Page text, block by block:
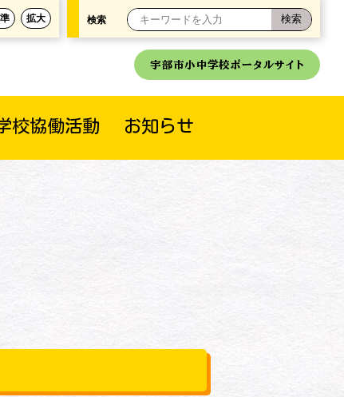
拡大 検索
宇部市小中学校ポータルサイト
校協働活動 お知らせ